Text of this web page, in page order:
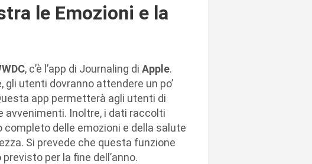
le Emozioni e la
, c’è l’app di Journaling di Apple.
utenti dovranno attendere un po’
app permetterà agli utenti di
avvenimenti. Inoltre, i dati raccolti
completo delle emozioni e della salute
Si prevede che questa funzione
per la fine dell’anno.